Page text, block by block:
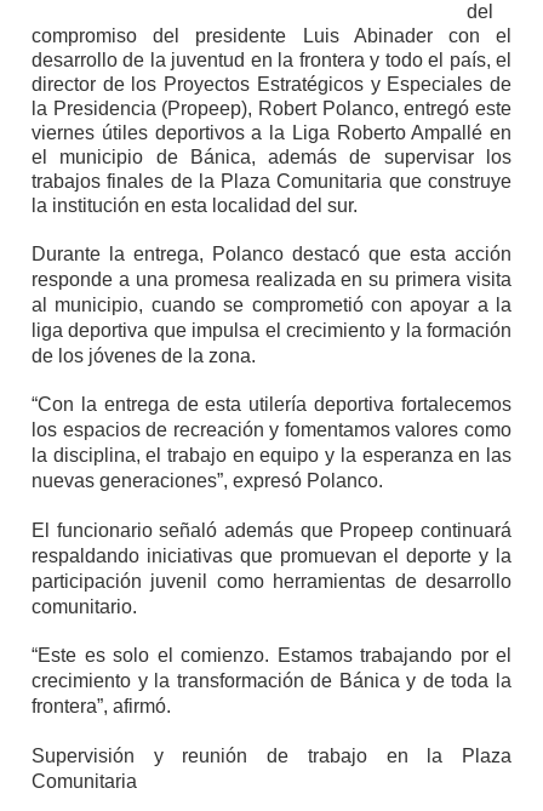
del
compromiso del presidente Luis Abinader con el
desarrollo de la juventud en la frontera y todo el país, el
director de los Proyectos Estratégicos y Especiales de
la Presidencia (Propeep), Robert Polanco, entregó este
viernes útiles deportivos a la Liga Roberto Ampallé en
el municipio de Bánica, además de supervisar los
trabajos finales de la Plaza Comunitaria que construye
la institución en esta localidad del sur.
Durante la entrega, Polanco destacó que esta acción
responde a una promesa realizada en su primera visita
al municipio, cuando se comprometió con apoyar a la
liga deportiva que impulsa el crecimiento y la formación
de los jóvenes de la zona.
“Con la entrega de esta utilería deportiva fortalecemos
los espacios de recreación y fomentamos valores como
la disciplina, el trabajo en equipo y la esperanza en las
nuevas generaciones”, expresó Polanco.
El funcionario señaló además que Propeep continuará
respaldando iniciativas que promuevan el deporte y la
participación juvenil como herramientas de desarrollo
comunitario.
“Este es solo el comienzo. Estamos trabajando por el
crecimiento y la transformación de Bánica y de toda la
frontera”, afirmó.
Supervisión y reunión de trabajo en la Plaza
Comunitaria